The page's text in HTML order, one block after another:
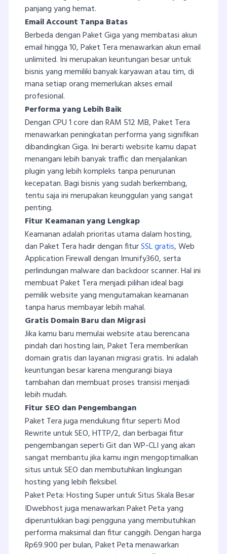
panjang yang hemat.
Email Account Tanpa Batas
Berbeda dengan Paket Giga yang membatasi akun
email hingga 10, Paket Tera menawarkan akun email
unlimited. Ini merupakan keuntungan besar untuk
bisnis yang memiliki banyak karyawan atau tim, di
mana setiap orang memerlukan akses email
profesional.
Performa yang Lebih Baik
Dengan CPU 1 core dan RAM 512 MB, Paket Tera
menawarkan peningkatan performa yang signifikan
dibandingkan Giga. Ini berarti website kamu dapat
menangani lebih banyak traffic dan menjalankan
plugin yang lebih kompleks tanpa penurunan
kecepatan. Bagi bisnis yang sudah berkembang,
tentu saja ini merupakan keunggulan yang sangat
penting.
Fitur Keamanan yang Lengkap
Keamanan adalah prioritas utama dalam hosting,
dan Paket Tera hadir dengan fiturSSL gratis, Web
Application Firewall dengan Imunify360, serta
perlindungan malware dan backdoor scanner. Hal ini
membuat Paket Tera menjadi pilihan ideal bagi
pemilik website yang mengutamakan keamanan
tanpa harus membayar lebih mahal.
Gratis Domain Baru dan Migrasi
Jika kamu baru memulai website atau berencana
pindah dari hosting lain, Paket Tera memberikan
domain gratis dan layanan migrasi gratis. Ini adalah
keuntungan besar karena mengurangi biaya
tambahan dan membuat proses transisi menjadi
lebih mudah.
Fitur SEO dan Pengembangan
Paket Tera juga mendukung fitur seperti Mod
Rewrite untuk SEO, HTTP/2, dan berbagai fitur
pengembangan seperti Git dan WP-CLI yang akan
sangat membantu jika kamu ingin mengoptimalkan
situs untuk SEO dan membutuhkan lingkungan
hosting yang lebih fleksibel.
Paket Peta: Hosting Super untuk Situs Skala Besar
IDwebhost juga menawarkan Paket Peta yang
diperuntukkan bagi pengguna yang membutuhkan
performa maksimal dan fitur canggih. Dengan harga
Rp69.900 per bulan, Paket Peta menawarkan